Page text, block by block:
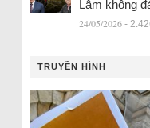
Lâm không
24/05/2026 -
TRUYỀN HÌNH